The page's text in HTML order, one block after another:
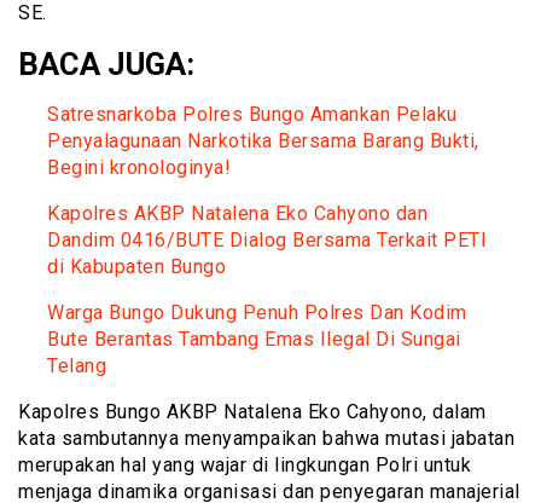
SE.
BACA JUGA:
Satresnarkoba Polres Bungo Amankan Pelaku
Penyalagunaan Narkotika Bersama Barang Bukti,
Begini kronologinya!
Kapolres AKBP Natalena Eko Cahyono dan
Dandim 0416/BUTE Dialog Bersama Terkait PETI
di Kabupaten Bungo
Warga Bungo Dukung Penuh Polres Dan Kodim
Bute Berantas Tambang Emas Ilegal Di Sungai
Telang
Kapolres Bungo AKBP Natalena Eko Cahyono, dalam
kata sambutannya menyampaikan bahwa mutasi jabatan
merupakan hal yang wajar di lingkungan Polri untuk
menjaga dinamika organisasi dan penyegaran manajerial